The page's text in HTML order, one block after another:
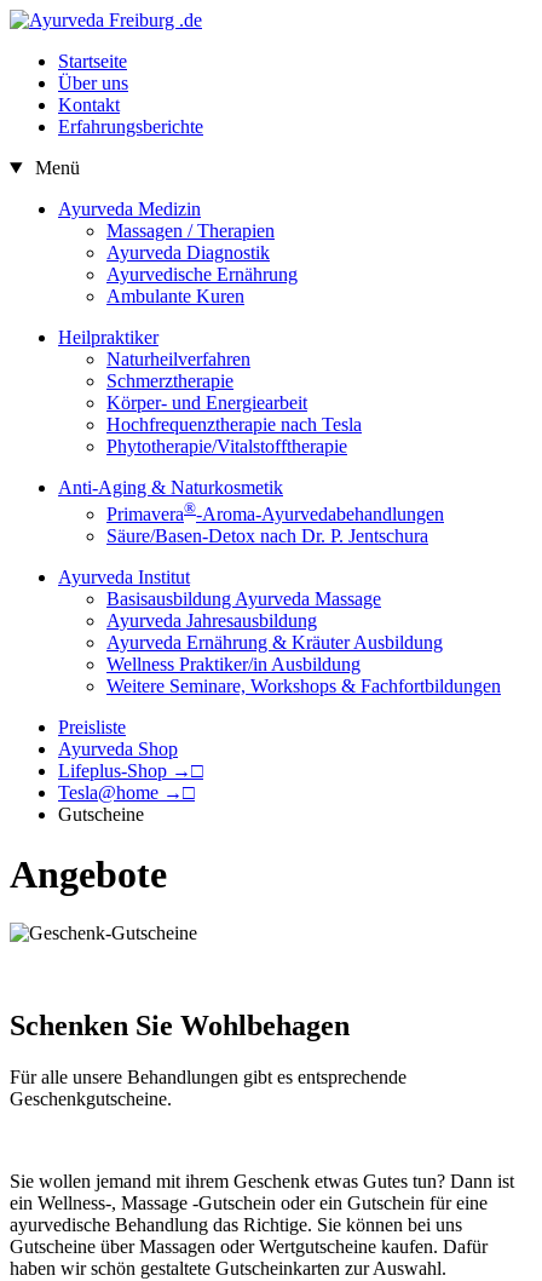
Startseite
Über uns
Kontakt
Erfahrungsberichte
Menü
Ayurveda Medizin
Massagen / Therapien
Ayurveda Diagnostik
Ayurvedische Ernährung
Ambulante Kuren
Heilpraktiker
Naturheilverfahren
Schmerztherapie
Körper- und Energiearbeit
Hochfrequenztherapie nach Tesla
Phytotherapie/Vitalstofftherapie
Anti-Aging & Naturkosmetik
Primavera®-Aroma-Ayurvedabehandlungen
Säure/Basen-Detox nach Dr. P. Jentschura
Ayurveda Institut
Basisausbildung Ayurveda Massage
Ayurveda Jahresausbildung
Ayurveda Ernährung & Kräuter Ausbildung
Wellness Praktiker/in Ausbildung
Weitere Seminare, Workshops & Fachfortbildungen
Preisliste
Ayurveda Shop
Lifeplus-Shop →□
Tesla@home →□
Gutscheine
Angebote
Schenken Sie Wohlbehagen
Für alle unsere Behandlungen gibt es entsprechende
Geschenkgutscheine.
Sie wollen jemand mit ihrem Geschenk etwas Gutes tun? Dann ist
ein Wellness-, Massage -Gutschein oder ein Gutschein für eine
ayurvedische Behandlung das Richtige. Sie können bei uns
Gutscheine über Massagen oder Wertgutscheine kaufen. Dafür
haben wir schön gestaltete Gutscheinkarten zur Auswahl.